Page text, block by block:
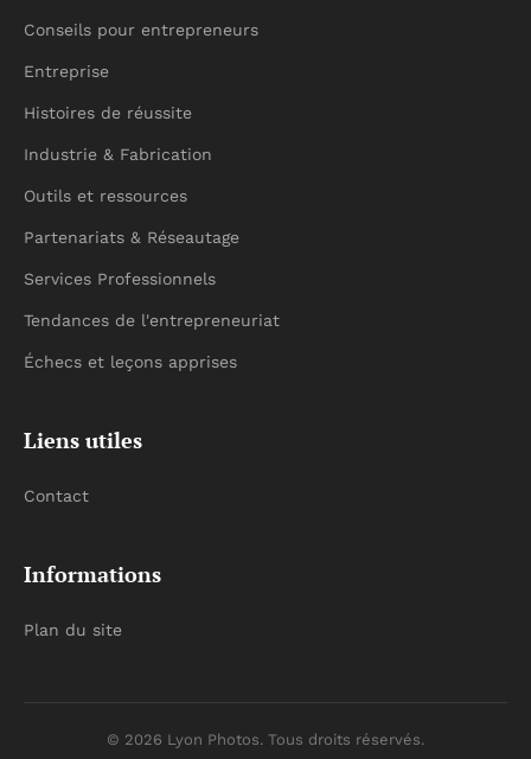
Conseils pour entrepreneurs
Entreprise
Histoires de réussite
Industrie & Fabrication
Outils et ressources
Partenariats & Réseautage
Services Professionnels
Tendances de l'entrepreneuriat
Échecs et leçons apprises
Liens utiles
Contact
Informations
Plan du site
© 2026 Lyon Photos. Tous droits réservés.